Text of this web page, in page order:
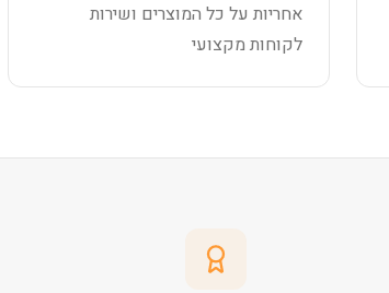
אחריות על כל המוצרים ושירות
לקוחות מקצועי